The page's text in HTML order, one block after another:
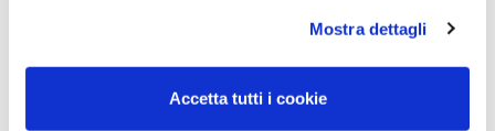
Mostra dettagli
Accetta tutti i cookie